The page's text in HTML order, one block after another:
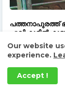
പത്തനാപുരത്ത്
പുലി കൂട്ടിൽ
ആശ്വാസത്തിൽ
Our website
experience.
Accept !